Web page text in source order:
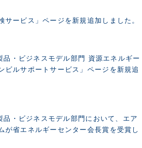
サービス」ページを新規追加しました。
・ビジネスモデル部門 資源エネルギー
ビルサポートサービス」ページを新規追
・ビジネスモデル部門において、エア
が省エネルギーセンター会長賞を受賞し